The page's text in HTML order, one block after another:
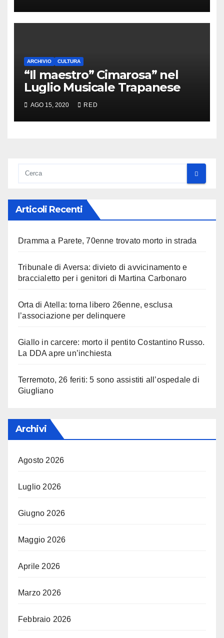
ARCHIVIO CULTURA
“Il maestro” Cimarosa” nel
Luglio Musicale Trapanese
AGO 15, 2020 RED
Articoli Recenti
Dramma a Parete, 70enne trovato morto in strada
Tribunale di Aversa: divieto di avvicinamento e
braccialetto per i genitori di Martina Carbonaro
Orta di Atella: torna libero 26enne, esclusa
l’associazione per delinquere
Giallo in carcere: morto il pentito Costantino Russo.
La DDA apre un’inchiesta
Terremoto, 26 feriti: 5 sono assistiti all’ospedale di
Giugliano
Archivi
Agosto 2026
Luglio 2026
Giugno 2026
Maggio 2026
Aprile 2026
Marzo 2026
Febbraio 2026